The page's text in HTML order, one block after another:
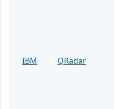
IBM
QRadar